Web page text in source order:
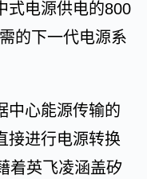
式电源供电的800
的下一代电源系
中心能源传输的
接进行电源转换
着英飞凌涵盖矽